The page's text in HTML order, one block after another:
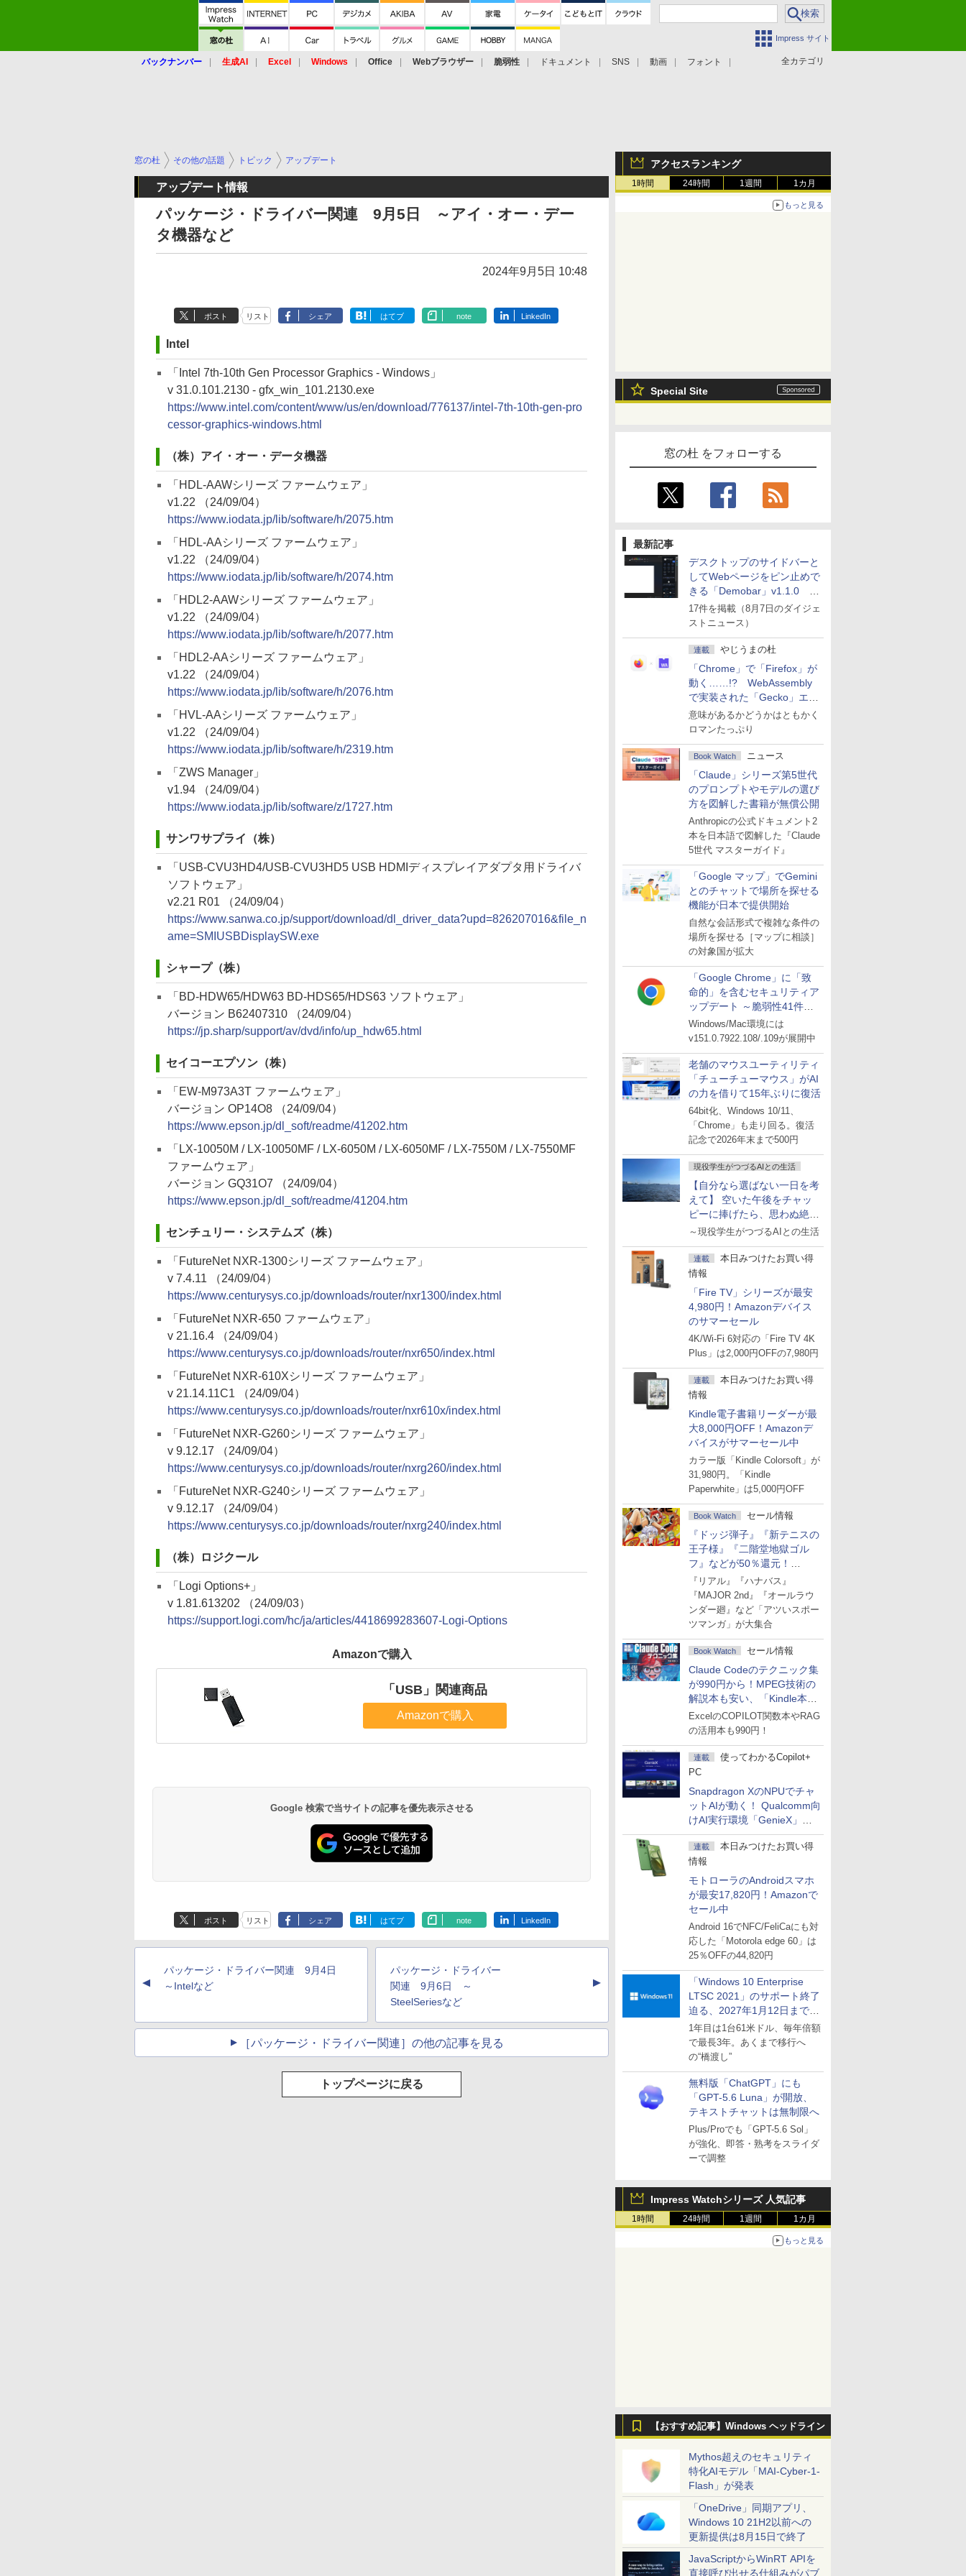
Impress サイト
全カテゴリ
バックナンバー 生成AI Excel Windows Office Webブラウザー 脆弱性 ドキュメント SNS 動画 フォント
アクセスランキング
1時間 24時間 1週間 1カ月
もっと見る
Special Site
窓の杜 をフォローする
最新記事
デスクトップのサイドバーと
してWebページをピン止めで
きる「Demobar」v1.1.0 ほ
か
17件を掲載（8月7日のダイジェ
ストニュース）
連載 やじうまの杜
「Chrome」で「Firefox」が
動く……!? WebAssembly
で実装された「Gecko」エン
ジン
意味があるかどうかはともかく
ロマンたっぷり
Book Watch ニュース
「Claude」シリーズ第5世代
のプロンプトやモデルの選び
方を図解した書籍が無償公開
Anthropicの公式ドキュメント2
本を日本語で図解した『Claude
5世代 マスターガイド』
「Google マップ」でGemini
とのチャットで場所を探せる
機能が日本で提供開始
自然な会話形式で複雑な条件の
場所を探せる［マップに相談］
の対象国が拡大
「Google Chrome」に「致
命的」を含むセキュリティア
ップデート ～脆弱性41件に
対処
Windows/Mac環境には
v151.0.7922.108/.109が展開中
老舗のマウスユーティリティ
「チューチューマウス」がAI
の力を借りて15年ぶりに復活
64bit化、Windows 10/11、
「Chrome」も走り回る。復活
記念で2026年末まで500円
現役学生がつづるAIとの生活
【自分なら選ばない一日を考
えて】 空いた午後をチャッ
ピーに捧げたら、思わぬ絶景
に出会った話
～現役学生がつづるAIとの生活
連載
本日みつけたお買い得
情報
「Fire TV」シリーズが最安
4,980円！Amazonデバイス
のサマーセール
4K/Wi-Fi 6対応の「Fire TV 4K
Plus」は2,000円OFFの7,980円
連載
本日みつけたお買い得
情報
Kindle電子書籍リーダーが最
大8,000円OFF！Amazonデ
バイスがサマーセール中
カラー版「Kindle Colorsoft」が
31,980円。「Kindle
Paperwhite」は5,000円OFF
Book Watch セール情報
『ドッジ弾子』『新テニスの
王子様』『二階堂地獄ゴル
フ』などが50％還元！
Amazonマンガ週末セール
『リアル』『ハナバス』
『MAJOR 2nd』『オールラウ
ンダー廻』など「アツいスポー
ツマンガ」が大集合
Book Watch セール情報
Claude Codeのテクニック集
が990円から！MPEG技術の
解説本も安い、「Kindle本サ
マーセール」第2弾開始！
ExcelのCOPILOT関数本やRAG
の活用本も990円！
連載
使ってわかるCopilot+
PC
Snapdragon XのNPUでチャ
ットAIが動く！ Qualcomm向
けAI実行環境「GenieX」を
試してみた
連載
本日みつけたお買い得
情報
モトローラのAndroidスマホ
が最安17,820円！Amazonで
セール中
Android 16でNFC/FeliCaにも対
応した「Motorola edge 60」は
25％OFFの44,820円
「Windows 10 Enterprise
LTSC 2021」のサポート終了
迫る、2027年1月12日まで
～ESUは9月1日から販売
1年目は1台61米ドル、毎年倍額
で最長3年。あくまで移行へ
の“橋渡し”
無料版「ChatGPT」にも
「GPT-5.6 Luna」が開放、
テキストチャットは無制限へ
Plus/Proでも「GPT-5.6 Sol」
が強化、即答・熟考をスライダ
ーで調整
Impress Watchシリーズ 人気記事
1時間 24時間 1週間 1カ月
もっと見る
【おすすめ記事】Windows ヘッドライン
Mythos超えのセキュリティ
特化AIモデル「MAI-Cyber-1-
Flash」が発表
「OneDrive」同期アプリ、
Windows 10 21H2以前への
更新提供は8月15日で終了
JavaScriptからWinRT APIを
直接呼び出せる仕組みがパブ
窓の杜 その他の話題 トピック アップデート
アップデート情報
パッケージ・ドライバー関連 9月5日 ～アイ・オー・デー
タ機器など
2024年9月5日 10:48
ポスト リスト シェア はてブ note LinkedIn
Intel
「Intel 7th-10th Gen Processor Graphics - Windows」
v 31.0.101.2130 - gfx_win_101.2130.exe
https://www.intel.com/content/www/us/en/download/776137/intel-7th-10th-gen-pro
cessor-graphics-windows.html
（株）アイ・オー・データ機器
「HDL-AAWシリーズ ファームウェア」
v1.22 （24/09/04）
https://www.iodata.jp/lib/software/h/2075.htm
「HDL-AAシリーズ ファームウェア」
v1.22 （24/09/04）
https://www.iodata.jp/lib/software/h/2074.htm
「HDL2-AAWシリーズ ファームウェア」
v1.22 （24/09/04）
https://www.iodata.jp/lib/software/h/2077.htm
「HDL2-AAシリーズ ファームウェア」
v1.22 （24/09/04）
https://www.iodata.jp/lib/software/h/2076.htm
「HVL-AAシリーズ ファームウェア」
v1.22 （24/09/04）
https://www.iodata.jp/lib/software/h/2319.htm
「ZWS Manager」
v1.94 （24/09/04）
https://www.iodata.jp/lib/software/z/1727.htm
サンワサプライ（株）
「USB-CVU3HD4/USB-CVU3HD5 USB HDMIディスプレイアダプタ用ドライバ
ソフトウェア」
v2.21 R01 （24/09/04）
https://www.sanwa.co.jp/support/download/dl_driver_data?upd=826207016&file_n
ame=SMIUSBDisplaySW.exe
シャープ（株）
「BD-HDW65/HDW63 BD-HDS65/HDS63 ソフトウェア」
バージョン B62407310 （24/09/04）
https://jp.sharp/support/av/dvd/info/up_hdw65.html
セイコーエプソン（株）
「EW-M973A3T ファームウェア」
バージョン OP14O8 （24/09/04）
https://www.epson.jp/dl_soft/readme/41202.htm
「LX-10050M / LX-10050MF / LX-6050M / LX-6050MF / LX-7550M / LX-7550MF
ファームウェア」
バージョン GQ31O7 （24/09/04）
https://www.epson.jp/dl_soft/readme/41204.htm
センチュリー・システムズ（株）
「FutureNet NXR-1300シリーズ ファームウェア」
v 7.4.11 （24/09/04）
https://www.centurysys.co.jp/downloads/router/nxr1300/index.html
「FutureNet NXR-650 ファームウェア」
v 21.16.4 （24/09/04）
https://www.centurysys.co.jp/downloads/router/nxr650/index.html
「FutureNet NXR-610Xシリーズ ファームウェア」
v 21.14.11C1 （24/09/04）
https://www.centurysys.co.jp/downloads/router/nxr610x/index.html
「FutureNet NXR-G260シリーズ ファームウェア」
v 9.12.17 （24/09/04）
https://www.centurysys.co.jp/downloads/router/nxrg260/index.html
「FutureNet NXR-G240シリーズ ファームウェア」
v 9.12.17 （24/09/04）
https://www.centurysys.co.jp/downloads/router/nxrg240/index.html
（株）ロジクール
「Logi Options+」
v 1.81.613202 （24/09/03）
https://support.logi.com/hc/ja/articles/4418699283607-Logi-Options
Amazonで購入
「USB」関連商品
Amazonで購入
Google 検索で当サイトの記事を優先表示させる
ポスト リスト シェア はてブ note LinkedIn
▲
パッケージ・ドライバー関連 9月4日
～Intelなど
パッケージ・ドライバー
関連 9月6日 ～
SteelSeriesなど
▲
［パッケージ・ドライバー関連］の他の記事を見る
トップページに戻る